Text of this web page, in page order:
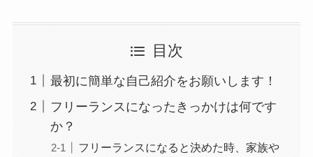
目次
最初に簡単な自己紹介をお願いします！
フリーランスになったきっかけは何です
か？
フリーランスになると決めた時、家族や